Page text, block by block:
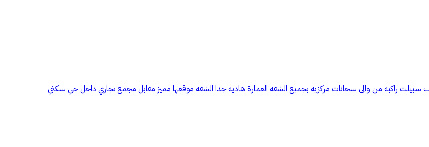
راكبه من والى سخانات مركزيه بجميع الشقه العمارة هادية جدا الشقه موقعها مميز مقابل مجمع تجاري داخل حي سكني